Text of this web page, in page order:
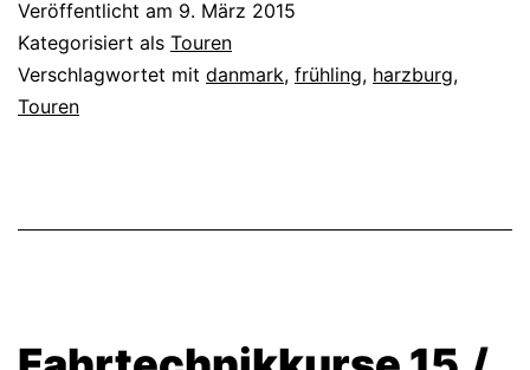
Veröffentlicht am 9. März 2015
Kategorisiert als Touren
Verschlagwortet mit danmark, frühling, harzburg,
Touren